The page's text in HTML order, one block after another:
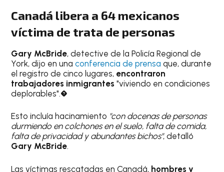
Canadá libera a 64 mexicanos
víctima de trata de personas
Gary McBride, detective de la Policía Regional de
York, dijo en unaconferencia de prensa que, durante
el registro de cinco lugares, encontraron
trabajadores inmigrantes "viviendo en condiciones
deplorables".�
Esto incluía hacinamiento "con docenas de personas
durmiendo en colchones en el suelo, falta de comida,
falta de privacidad y abundantes bichos", detalló
Gary McBride.
Las víctimas rescatadas en Canadá, hombres y